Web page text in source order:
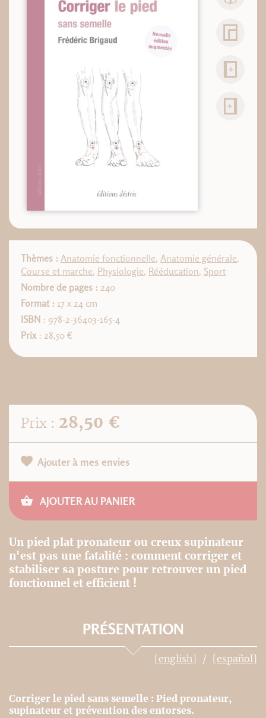
Thèmes : Anatomie fonctionnelle, Anatomie générale,
Course et marche, Physiologie, Rééducation, Sport
Nombre de pages : 240
Format : 17 x 24 cm
ISBN : 978-2-36403-165-4
Prix: 28,50 €
Prix : 28,50 €
Ajouter à mes envies
AJOUTER AU PANIER
Un pied plat pronateur ou creux supinateur
n'est pas une fatalité : comment corriger et
stabiliser sa posture pour retrouver un pied
fonctionnel et efficient !
PRÉSENTATION
[english] [español]
Corriger le pied sans semelle : Pied pronateur,
supinateur et prévention des entorses.